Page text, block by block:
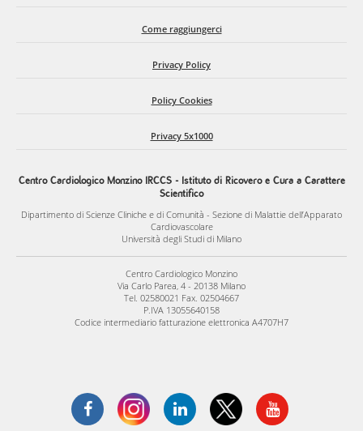
Come raggiungerci
Privacy Policy
Policy Cookies
Privacy 5x1000
Centro Cardiologico Monzino IRCCS - Istituto di Ricovero e Cura a Carattere
Scientifico
Dipartimento di Scienze Cliniche e di Comunità - Sezione di Malattie dell’Apparato
Cardiovascolare
Università degli Studi di Milano
Centro Cardiologico Monzino
Via Carlo Parea, 4 - 20138 Milano
Tel. 02580021 Fax. 02504667
P.IVA 13055640158
Codice intermediario fatturazione elettronica A4707H7